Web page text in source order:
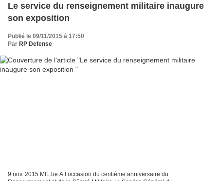
Le service du renseignement militaire inaugure
son exposition
Publié le 09/11/2015 à 17:50
Par RP Defense
9 nov. 2015 MIL.be A l’occasion du centième anniversaire du